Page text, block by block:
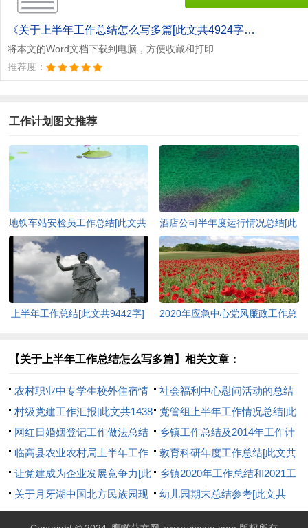
《关于上半年工作总结怎么写多篇[此文共4924字].doc》
将本文的Word文档下载到电脑，方便收藏和打印
推荐度：
工作计划图文推荐
地铁车站安检员工作总结[此文共
酒店公司半年度运行情况总结[此
文共1529字]
上半年工作总结[此文共9442字]
2020年应急中心党风廉政工作总
【关于上半年工作总结怎么写多篇】相关文章：
农村职业中专学生校外住宿情
况的调查报告(精选多篇)[此文共
3887字]
社会福利中心慰问活动的总结
与反思[此文共685字]
村级党建工作汇报[此文共1438
字]
党管组上半年工作情况总结[此
文共712字]
网红日婚姻登记工作做法总结
[此文共578字]
乡镇工作总结及2014年工作计
划的报告[此文共20755字]
临高县农业农村局上半年工作
总结[此文共2987字]
教育科研年度工作总结[此文共
3109字]
让党建成为企业发展竞争力[此
文共1211字]
乡镇2020年工作总结和2021工
作计划[此文共4164字]
关于月牙湖中国北方民族园现
状及未来发展方向的调研报告
幼儿园期末总结参考[此文共
11835字]